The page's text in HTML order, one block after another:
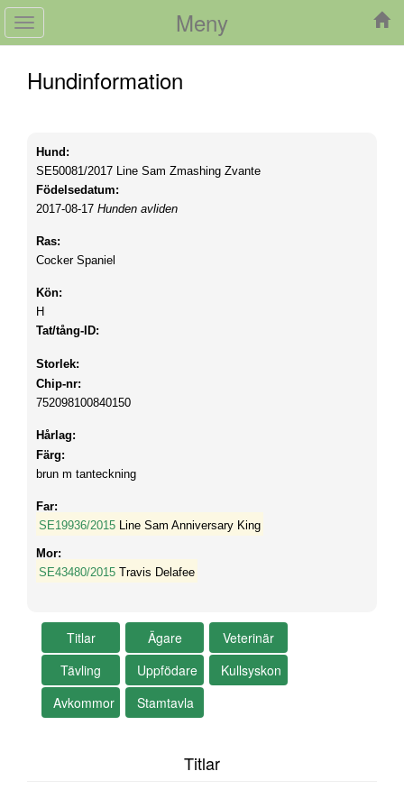
Meny
Toggle
navigation
Hundinformation
Hund:
SE50081/2017 Line Sam Zmashing Zvante
Födelsedatum:
2017-08-17 Hunden avliden
Ras:
Cocker Spaniel
Kön:
H
Tat/tång-ID:
Storlek:
Chip-nr:
752098100840150
Hårlag:
Färg:
brun m tanteckning
Far:
SE19936/2015 Line Sam Anniversary King
Mor:
SE43480/2015 Travis Delafee
Titlar